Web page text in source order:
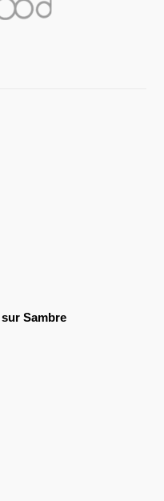
sur Sambre